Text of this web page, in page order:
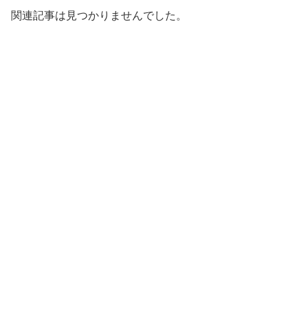
関連記事は見つかりませんでした。